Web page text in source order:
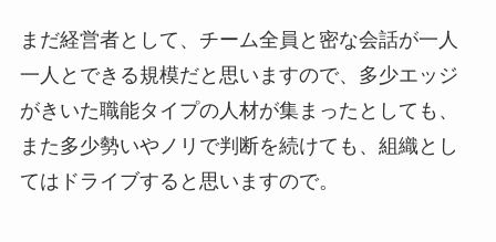
まだ経営者として、チーム全員と密な会話が一人
一人とできる規模だと思いますので、多少エッジ
がきいた職能タイプの人材が集まったとしても、
また多少勢いやノリで判断を続けても、組織とし
てはドライブすると思いますので。